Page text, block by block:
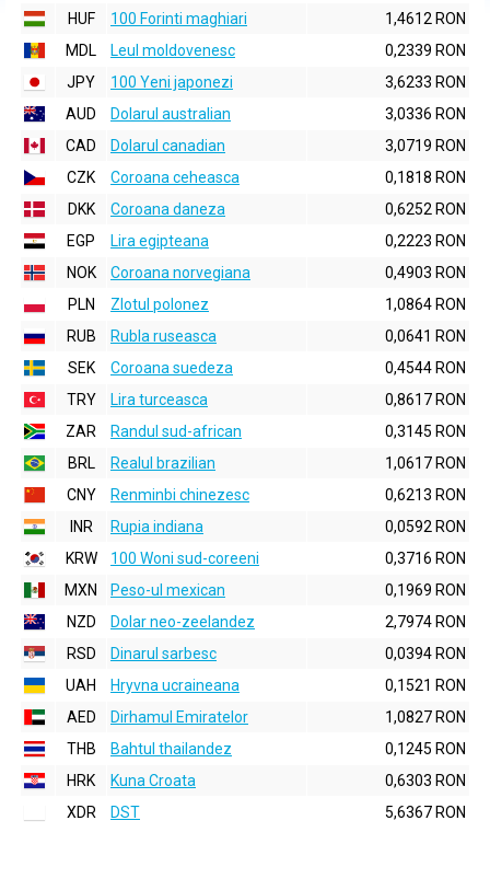
HUF
100 Forinti maghiari
1,4612 RON
MDL
Leul moldovenesc
0,2339 RON
JPY
100 Yeni japonezi
3,6233 RON
AUD
Dolarul australian
3,0336 RON
CAD
Dolarul canadian
3,0719 RON
CZK
Coroana ceheasca
0,1818 RON
DKK
Coroana daneza
0,6252 RON
EGP
Lira egipteana
0,2223 RON
NOK
Coroana norvegiana
0,4903 RON
PLN
Zlotul polonez
1,0864 RON
RUB
Rubla ruseasca
0,0641 RON
SEK
Coroana suedeza
0,4544 RON
TRY
Lira turceasca
0,8617 RON
ZAR
Randul sud-african
0,3145 RON
BRL
Realul brazilian
1,0617 RON
CNY
Renminbi chinezesc
0,6213 RON
INR
Rupia indiana
0,0592 RON
KRW
100 Woni sud-coreeni
0,3716 RON
MXN
Peso-ul mexican
0,1969 RON
NZD
Dolar neo-zeelandez
2,7974 RON
RSD
Dinarul sarbesc
0,0394 RON
UAH
Hryvna ucraineana
0,1521 RON
AED
Dirhamul Emiratelor
1,0827 RON
THB
Bahtul thailandez
0,1245 RON
HRK
Kuna Croata
0,6303 RON
XDR
DST 5,6367 RON